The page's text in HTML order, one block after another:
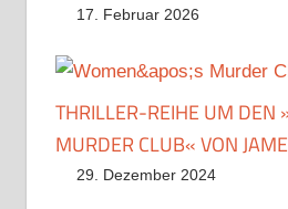
17. Februar 2026
THRILLER-REIHE UM DEN
MURDER CLUB« VON
29. Dezember 2024